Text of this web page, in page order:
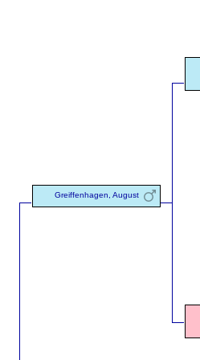
Greiffenhagen, August